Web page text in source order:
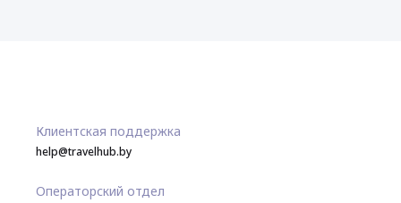
Клиентская поддержка
help@travelhub.by
Операторский отдел